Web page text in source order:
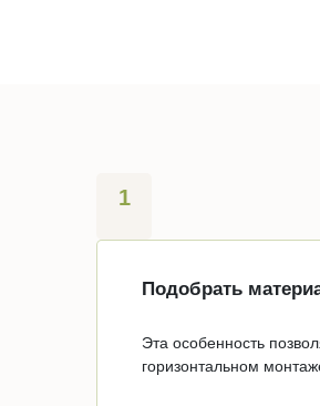
1
Подобрать
Эта особенность
горизонтальном